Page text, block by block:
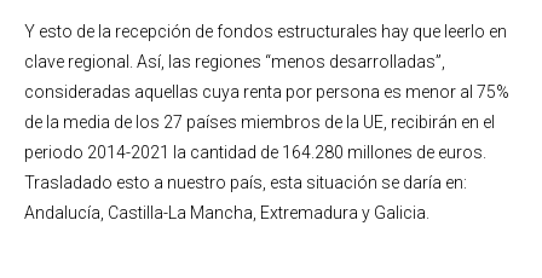
Y esto de la recepción de fondos estructurales hay que leerlo en
clave regional. Así, las regiones “menos desarrolladas”,
consideradas aquellas cuya renta por persona es menor al 75%
de la media de los 27 países miembros de la UE, recibirán en el
periodo 2014-2021 la cantidad de 164.280 millones de euros.
Trasladado esto a nuestro país, esta situación se daría en:
Andalucía, Castilla-La Mancha, Extremadura y Galicia.